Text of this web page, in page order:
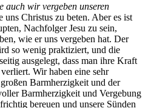
auch wir vergeben unseren
uns Christus zu beten. Aber es ist
Nachfolger Jesu zu sein,
wie er uns vergeben hat. Der
so wenig praktiziert, und die
ausgelegt, dass man ihre Kraft
Wir haben eine sehr
Barmherzigkeit und der
Barmherzigkeit und Vergebung
bereuen und unsere Sünden